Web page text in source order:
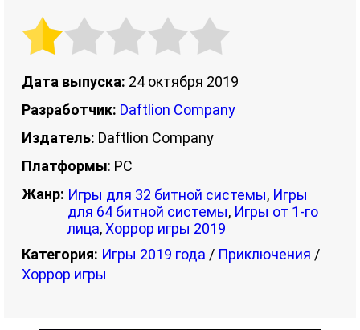
Дата выпуска: 24 октября 2019
Разработчик: Daftlion Company
Издатель: Daftlion Company
Платформы: PC
Жанр: Игры для 32 битной системы, Игры
для 64 битной системы, Игры от 1-го
лица,Хоррор игры 2019
Категория: Игры 2019 года / Приключения /
Хоррор игры